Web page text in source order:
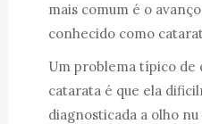
mais comum é o
conhecido como
Um problema típico de
catarata é que ela
diagnosticada a olho